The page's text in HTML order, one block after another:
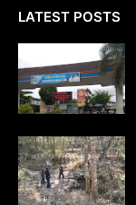
LATEST POSTS